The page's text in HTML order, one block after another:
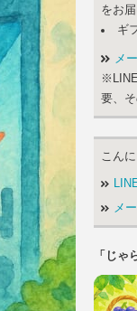
をお
ギ
メ
要、
こんに
メ
「じゃ